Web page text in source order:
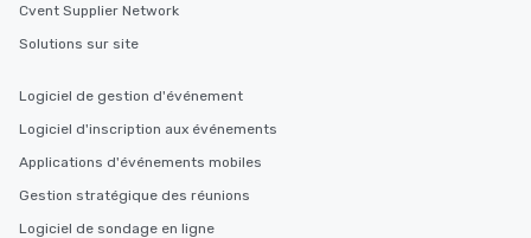
Cvent Supplier Network
Solutions sur site
Logiciel de gestion d'événement
Logiciel d'inscription aux événements
Applications d'événements mobiles
Gestion stratégique des réunions
Logiciel de sondage en ligne